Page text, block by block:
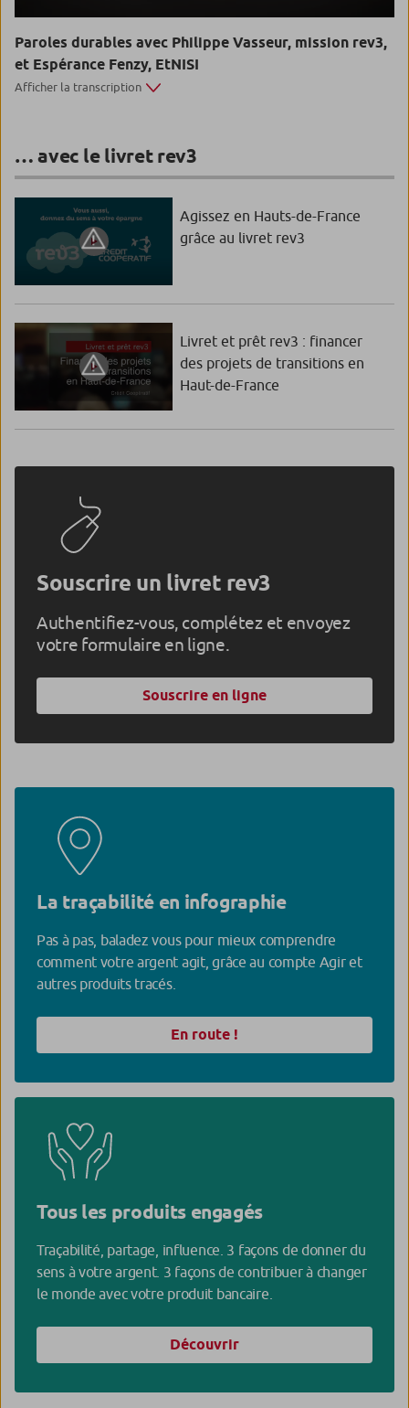
Paroles durables avec Philippe Vasseur, mission rev3,
et Espérance Fenzy, EtNISI
Afficher la transcription
… avec le livret rev3
Agissez en Hauts-de-France
grâce au livret rev3
Livret et prêt rev3 : financer
des projets de transitions en
Haut-de-France
Souscrire un livret rev3
Authentifiez-vous, complétez et envoyez
votre formulaire en ligne.
Souscrire en ligne
La traçabilité en infographie
Pas à pas, baladez vous pour mieux comprendre
comment votre argent agit, grâce au compte Agir et
autres produits tracés.
En route !
Tous les produits engagés
Traçabilité, partage, influence. 3 façons de donner du
sens à votre argent. 3 façons de contribuer à changer
le monde avec votre produit bancaire.
Découvrir